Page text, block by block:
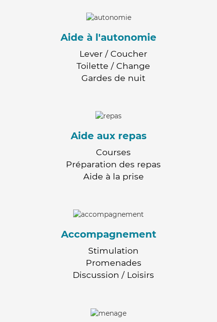
Aide à l'autonomie
Lever / Coucher
Toilette / Change
Gardes de nuit
Aide aux repas
Courses
Préparation des repas
Aide à la prise
Accompagnement
Stimulation
Promenades
Discussion / Loisirs